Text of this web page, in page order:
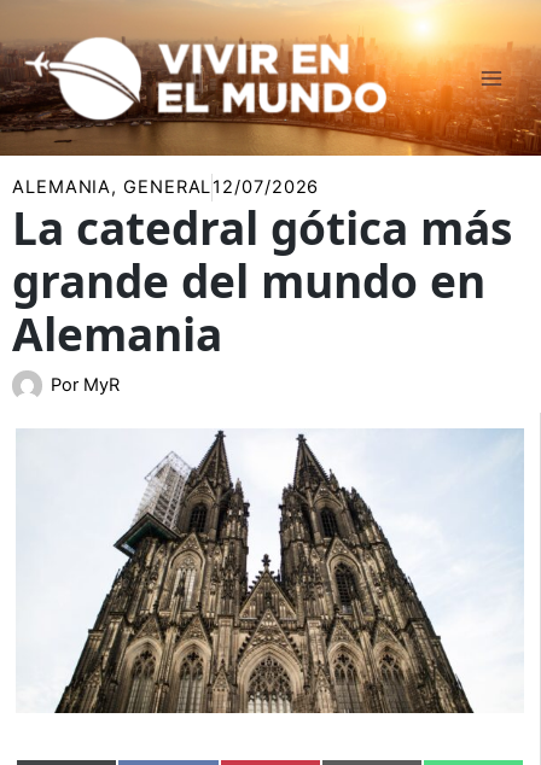
al
contenido
ALEMANIA,GENERAL12/07/2026
La catedral gótica más
grande del mundo en
Alemania
Por MyR